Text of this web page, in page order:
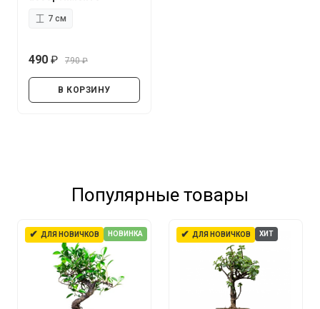
7 см
490
790
В КОРЗИНУ
Популярные товары
✔ ДЛЯ НОВИЧКОВ НОВИНКА ✔ ДЛЯ НОВИЧКОВ ХИТ